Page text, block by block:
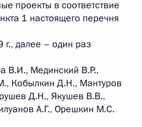
проекты в соответствие
1 настоящего перечня
далее – один раз
В.И., Мединский В.Р.,
Кобылкин Д.Н., Мантуров
Д.Н., Якушев В.В.,
А.Г., Орешкин М.С.